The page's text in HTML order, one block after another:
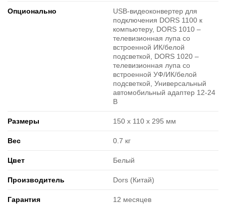
Опционально
USB-видеоконвертер для
подключения DORS 1100 к
компьютеру, DORS 1010 ‒
телевизионная лупа со
встроенной ИК/белой
подсветкой, DORS 1020 ‒
телевизионная лупа со
встроенной УФ/ИК/белой
подсветкой, Универсальный
автомобильный адаптер 12-24
В
Размеры 150 x 110 x 295 мм
Вес 0.7 кг
Цвет Белый
Производитель Dors (Китай)
Гарантия 12 месяцев